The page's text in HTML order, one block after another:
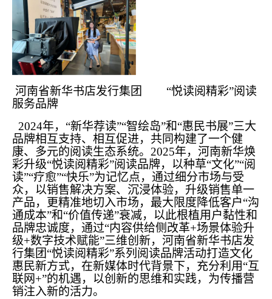
河南省新华书店发行集团 “悦读阅精彩”阅读
服务品牌
2024年，“新华荐读”“智绘岛”和“惠民书展”三大
品牌相互支持、相互促进，共同构建了一个健
康、多元的阅读生态系统。2025年，河南新华焕
彩升级“悦读阅精彩”阅读品牌，以种草“文化”“阅
读”“疗愈”“快乐”为记忆点，通过细分市场与受
众，以销售解决方案、沉浸体验，升级销售单一
产品，更精准地切入市场，最大限度降低客户“沟
通成本”和“价值传递”衰减，以此根植用户黏性和
品牌忠诚度，通过“内容供给侧改革+场景体验升
级+数字技术赋能”三维创新，河南省新华书店发
行集团“悦读阅精彩”系列阅读品牌活动打造文化
惠民新方式，在新媒体时代背景下，充分利用“互
联网+”的机遇，以创新的思维和实践，为传播营
销注入新的活力。